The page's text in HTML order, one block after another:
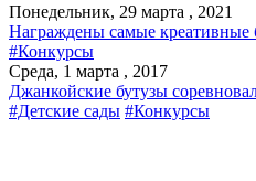
Понедельник, 29 марта , 2021
Награждены самые креативные
#Конкурсы
Среда, 1 марта , 2017
Джанкойские бутузы
#Детские сады #Конкурсы